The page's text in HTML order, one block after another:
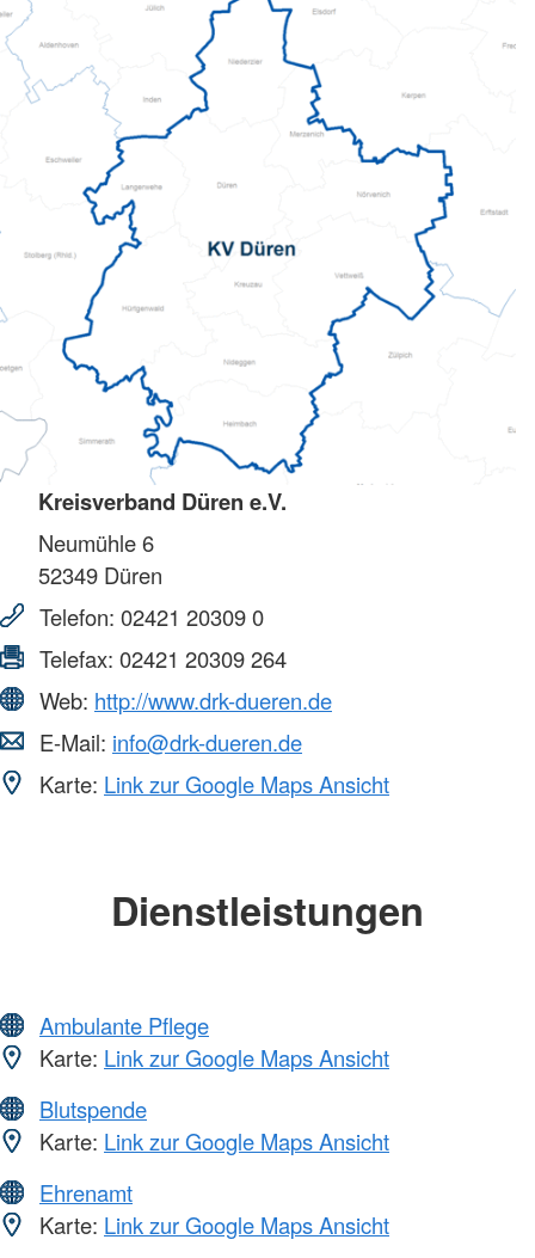
Kreisverband Düren e.V.
Neumühle 6
52349 Düren
Telefon: 02421 20309 0
Telefax: 02421 20309 264
Web: http://www.drk-dueren.de
E-Mail: info@drk-dueren.de
Karte: Link zur Google Maps Ansicht
Dienstleistungen
Ambulante Pflege
Karte: Link zur Google Maps Ansicht
Blutspende
Karte: Link zur Google Maps Ansicht
Ehrenamt
Karte: Link zur Google Maps Ansicht